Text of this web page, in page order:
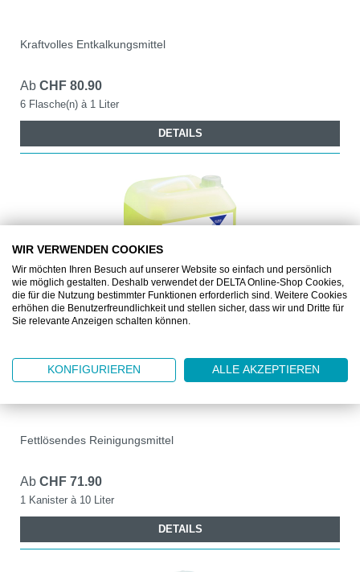
Kraftvolles Entkalkungsmittel
Ab CHF 80.90
6 Flasche(n) à 1 Liter
DETAILS
KP90.203.702
Fettlösendes Reinigungsmittel
Ab CHF 71.90
1 Kanister à 10 Liter
DETAILS
WIR VERWENDEN COOKIES
Wir möchten Ihren Besuch auf unserer Website so einfach und persönlich
wie möglich gestalten. Deshalb verwendet der DELTA Online-Shop Cookies,
die für die Nutzung bestimmter Funktionen erforderlich sind. Weitere Cookies
erhöhen die Benutzerfreundlichkeit und stellen sicher, dass wir und Dritte für
Sie relevante Anzeigen schalten können.
KONFIGURIEREN ALLE AKZEPTIEREN